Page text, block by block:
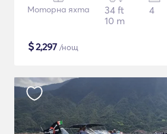
Моторна яхта
34 ft
10 m
4
$2,297 /нощ